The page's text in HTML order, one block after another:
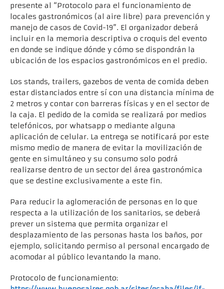
presente al “Protocolo para el funcionamiento de
locales gastronómicos (al aire libre) para prevención y
manejo de casos de Covid-19”. El organizador deberá
incluir en la memoria descriptiva o croquis del evento
en donde se indique dónde y cómo se dispondrán la
ubicación de los espacios gastronómicos en el predio.
Los stands, trailers, gazebos de venta de comida deben
estar distanciados entre sí con una distancia mínima de
2 metros y contar con barreras físicas y en el sector de
la caja. El pedido de la comida se realizará por medios
telefónicos, por whatsapp o mediante alguna
aplicación de celular. La entrega se notificará por este
mismo medio de manera de evitar la movilización de
gente en simultáneo y su consumo solo podrá
realizarse dentro de un sector del área gastronómica
que se destine exclusivamente a este fin.
Para reducir la aglomeración de personas en lo que
respecta a la utilización de los sanitarios, se deberá
prever un sistema que permita organizar el
desplazamiento de las personas hasta los baños, por
ejemplo, solicitando permiso al personal encargado de
acomodar al público levantando la mano.
Protocolo de funcionamiento: